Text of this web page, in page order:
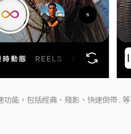
能，包括經典、殘影、快速倒帶…